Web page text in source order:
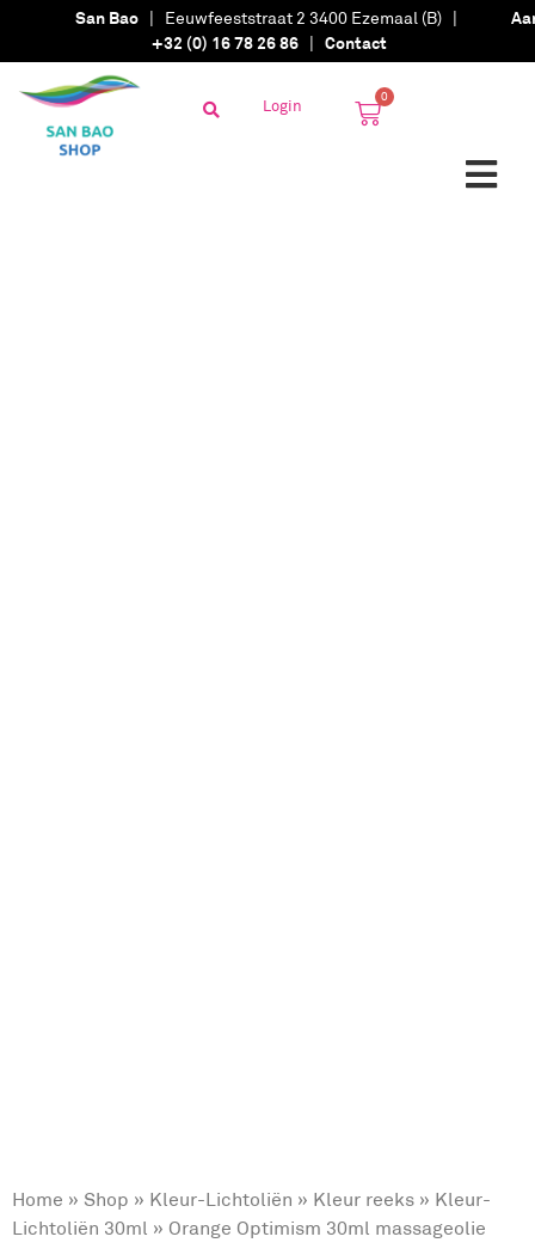
San Bao | Eeuwfeeststraat 2 3400 Ezemaal (B) |
+32 (0) 16 78 26 86 | Contact
Login 0
Home » Shop » Kleur-Lichtoliën » Kleur reeks » Kleur-
Lichtoliën 30ml » Orange Optimism 30ml massageolie